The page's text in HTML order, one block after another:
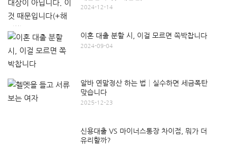
2024-12-14
이혼 대출 분할 시, 이걸 모르면 쪽박찹니다
2024-09-04
알바 연말정산 하는 법│실수하면 세금폭탄
맞습니다
2025-12-23
신용대출 VS 마이너스통장 차이점, 뭐가 더
유리할까?